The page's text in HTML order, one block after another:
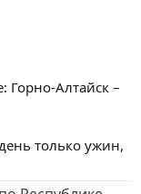
Горно-Алтайск –
только ужин,